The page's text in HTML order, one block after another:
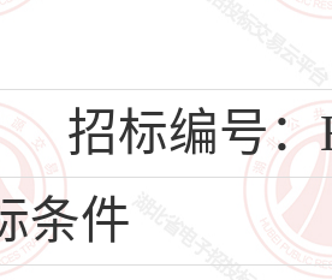
招标编号：
条件